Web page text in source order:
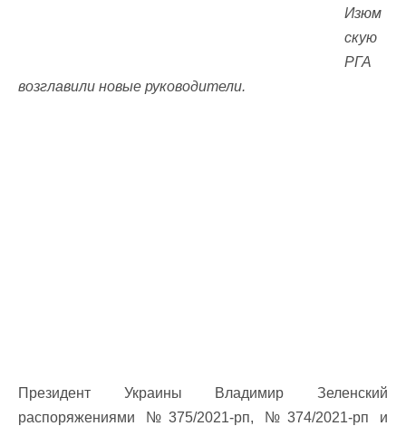
Изюм
скую
РГА
возглавили новые руководители.
Президент Украины Владимир Зеленский
распоряжениями №375/2021-рп, №374/2021-рп и